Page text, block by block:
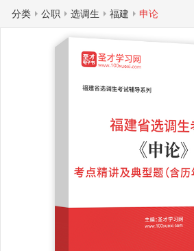
分类 公职 选调生 福建 申论